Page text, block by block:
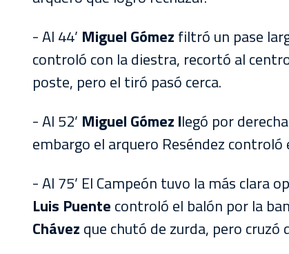
- Al 44’ Miguel Gómez filtró un pase
controló con la diestra, recortó al
poste, pero el tiró pasó cerca.
- Al 52’ Miguel Gómez llegó por
embargo el arquero Reséndez controló
- Al 75’ El Campeón tuvo la más clara
Luis Puente controló el balón por la
Chávez que chutó de zurda, pero